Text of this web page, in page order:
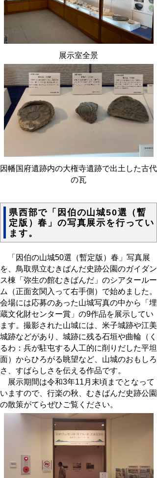
展示室全景
因幡国府遺跡内の大権寺遺跡で出土した古代
の瓦
県西部で「因伯の山城50選（暫
定版）春」の写真展示を行ってい
ます。
「因伯の山城50選（暫定版）春」写真展
を、鳥取県立むきばんだ史跡公園のガイダン
ス棟「弥生の館むきばんだ」のシアタールー
ム（正面玄関入って右手側）で始めました。
会場には応募のあった山城写真の中から「埋
蔵文化財センター賞」の9作品を展示してい
ます。撮影された山城には、米子城跡や江美
城跡などがあり、城跡に残る石垣や曲輪（く
るわ：兵が駐屯する人工的に削りだした平坦
面）からひろがる眺望など、山城のおもしろ
さ、すばらしさを伝える作品です。
展示期間は令和3年11月末頃までとなって
いますので、行楽の秋、むきばんだ史跡公園
の散策がてらぜひご覧ください。